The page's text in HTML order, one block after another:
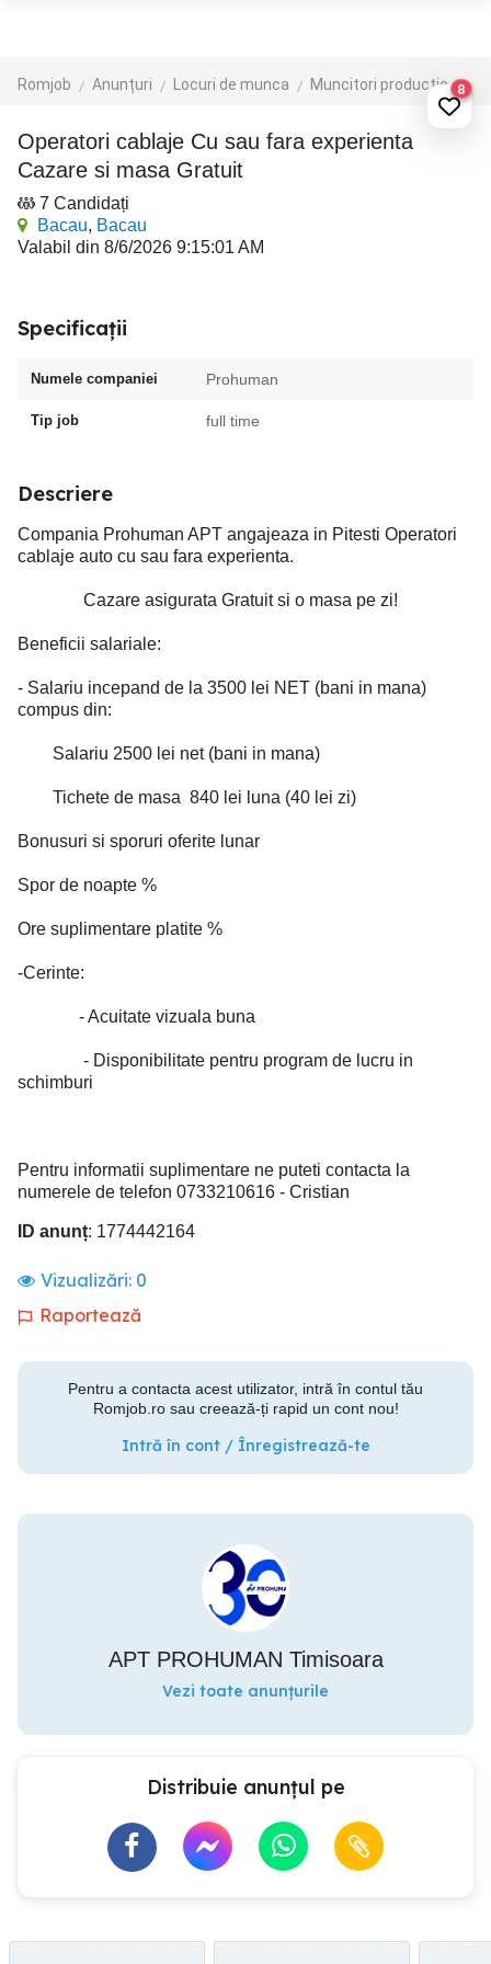
Romjob Anunțuri Locuri de munca Muncitori productie - depozit - logistica8
Operatori cablaje Cu sau fara experienta
Cazare si masa Gratuit
7 Candidați
Bacau, Bacau
Valabil din 8/6/2026 9:15:01 AM
Specificații
Numele companiei Prohuman
Tip job full time
Descriere
Compania Prohuman APT angajeaza in Pitesti Operatori
cablaje auto cu sau fara experienta.
Cazare asigurata Gratuit si o masa pe zi!
Beneficii salariale:
- Salariu incepand de la 3500 lei NET (bani in mana)
compus din:
Salariu 2500 lei net (bani in mana)
Tichete de masa 840 lei luna (40 lei zi)
Bonusuri si sporuri oferite lunar
Spor de noapte %
Ore suplimentare platite %
-Cerinte:
- Acuitate vizuala buna
- Disponibilitate pentru program de lucru in
schimburi
Pentru informatii suplimentare ne puteti contacta la
numerele de telefon 0733210616 - Cristian
ID anunț: 1774442164
Vizualizări: 0
Raportează
Pentru a contacta acest utilizator, intră în contul tău
Romjob.ro sau creează-ți rapid un cont nou!
Intră în cont / Înregistrează-te
APT PROHUMAN Timisoara
Vezi toate anunțurile
Distribuie anunțul pe